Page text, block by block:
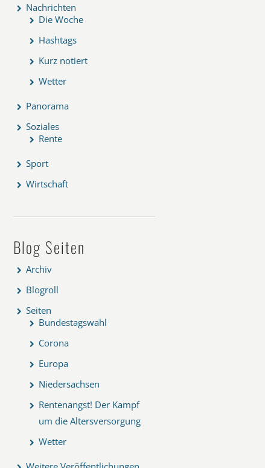
Nachrichten
Die Woche
Hashtags
Kurz notiert
Wetter
Panorama
Soziales
Rente
Sport
Wirtschaft
Blog Seiten
Archiv
Blogroll
Seiten
Bundestagswahl
Corona
Europa
Niedersachsen
Rentenangst! Der Kampf
um die Altersversorgung
Wetter